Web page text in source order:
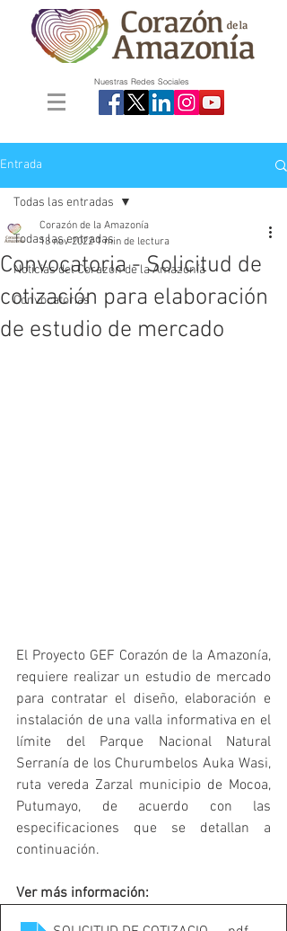
Nuestras Redes Sociales
Entrada
Todas las entradas
Noticias del Corazón de la Amazonía
Convocatorias
Todas las entradas
Convocatoria - Solicitud de
cotización para elaboración
de estudio de mercado
Corazón de la Amazonía
18 nov 2022 1 min de lectura
﻿El Proyecto GEF Corazón de la Amazonía,
requiere realizar un estudio de mercado
para contratar el diseño, elaboración e
instalación de una valla informativa en el
límite del Parque Nacional Natural
Serranía de los Churumbelos Auka Wasi,
ruta vereda Zarzal municipio de Mocoa,
Putumayo, de acuerdo con las
especificaciones que se detallan a
continuación.
Ver más información: